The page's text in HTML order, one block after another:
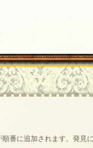
に追加されます。発見